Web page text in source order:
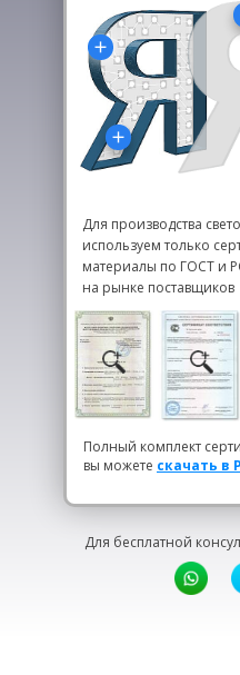
Для производства
используем только
материалы по ГОСТ и
на рынке поставщиков
Для бесплатной
Полный комплект
вы можете скачать в